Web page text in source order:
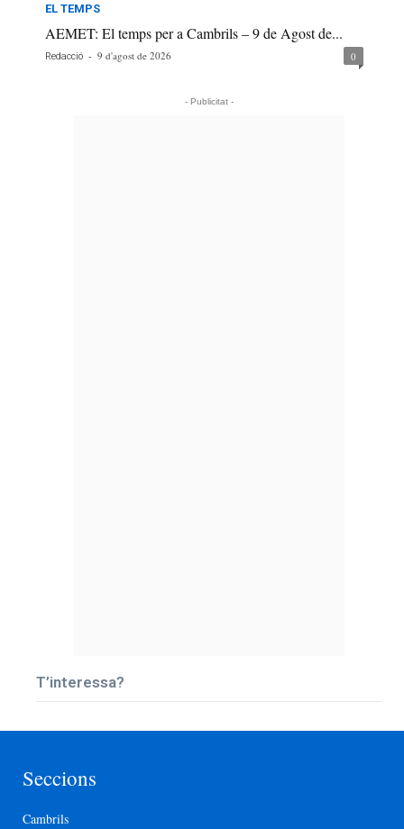
EL TEMPS
AEMET: El temps per a Cambrils – 9 de Agost de...
Redacció - 9 d'agost de 2026 0
- Publicitat -
T’interessa?
Seccions
Cambrils